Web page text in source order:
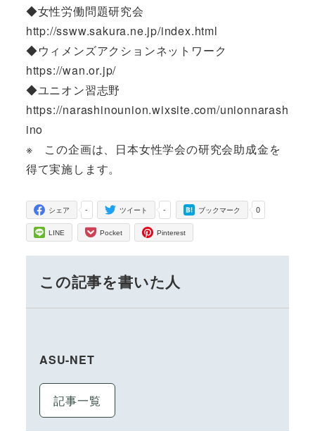
◆女性労働問題研究会
http://ssww.sakura.ne.jp/index.html
◆ウィメンズアクションネットワーク
https://wan.or.jp/
◆ユニオン習志野
https://narashinounion.wixsite.com/unionnarash
ino
※ この企画は、日本女性学会の研究会助成金を
得て実施します。
-
シェア -
ツイート 0
ブックマーク
LINE Pocket Pinterest
この記事を書いた人
ASU-NET
記事一覧